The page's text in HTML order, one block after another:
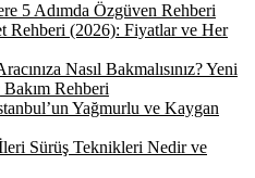
5 Adımda Özgüven Rehberi
Rehberi (2026): Fiyatlar ve Her
Nasıl Bakmalısınız? Yeni
Rehberi
Yağmurlu ve Kaygan
Sürüş Teknikleri Nedir ve